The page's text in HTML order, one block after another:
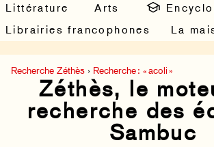
Littérature
Arts
Librairies francophones
La
Recherche Zéthès › Recherche : « acoli »
Zéthès, le
recherche des
Sambuc